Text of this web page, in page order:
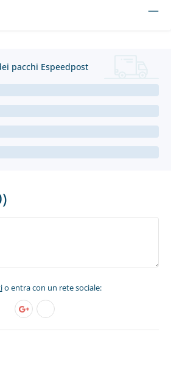
—
pacchi Espeedpost
o entra con un rete sociale: